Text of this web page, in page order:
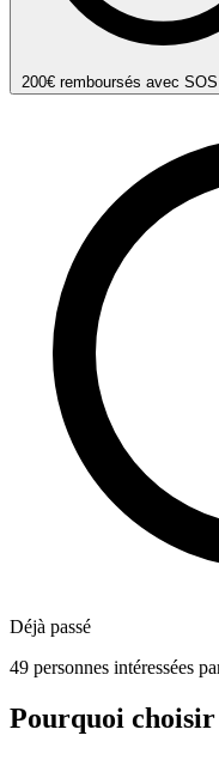
200€ remboursés avec
Déjà passé
49 personnes intéressées
Pourquoi choisir